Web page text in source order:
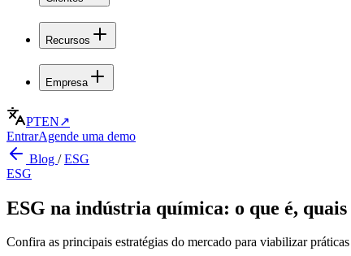
Recursos
Empresa
PTEN↗
EntrarAgende uma demo
Blog /ESG
ESG
ESG na indústria química: o que é, quais
Confira as principais estratégias do mercado para viabilizar